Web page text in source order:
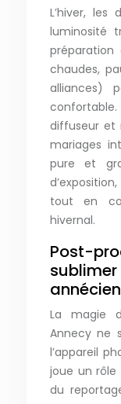
L’hiver,
luminosité
préparation
chaudes,
alliances)
diffuseur et
mariages
pure et
tout en
hivernal.
Post-
La magie
Annecy ne
l’appareil
joue un rôle
du